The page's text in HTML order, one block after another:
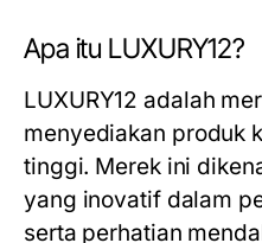
Apa itu LUXURY12?
LUXURY12 adalah
menyediakan produk
tinggi. Merek ini
yang inovatif dalam
serta perhatian